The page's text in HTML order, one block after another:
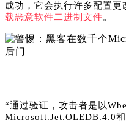
成功，它会执行许多配置更
载恶意软件二进制文件。
“通过验证，攻击者是以
Microsoft.Jet.OLEDB.4.0